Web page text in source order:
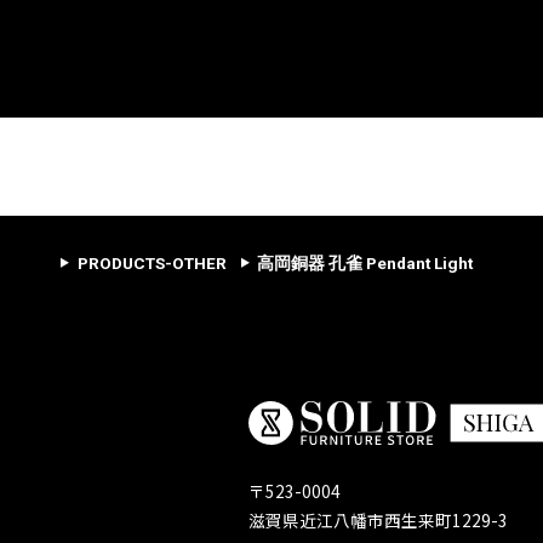
PRODUCTS-OTHER 高岡銅器 孔雀 Pendant